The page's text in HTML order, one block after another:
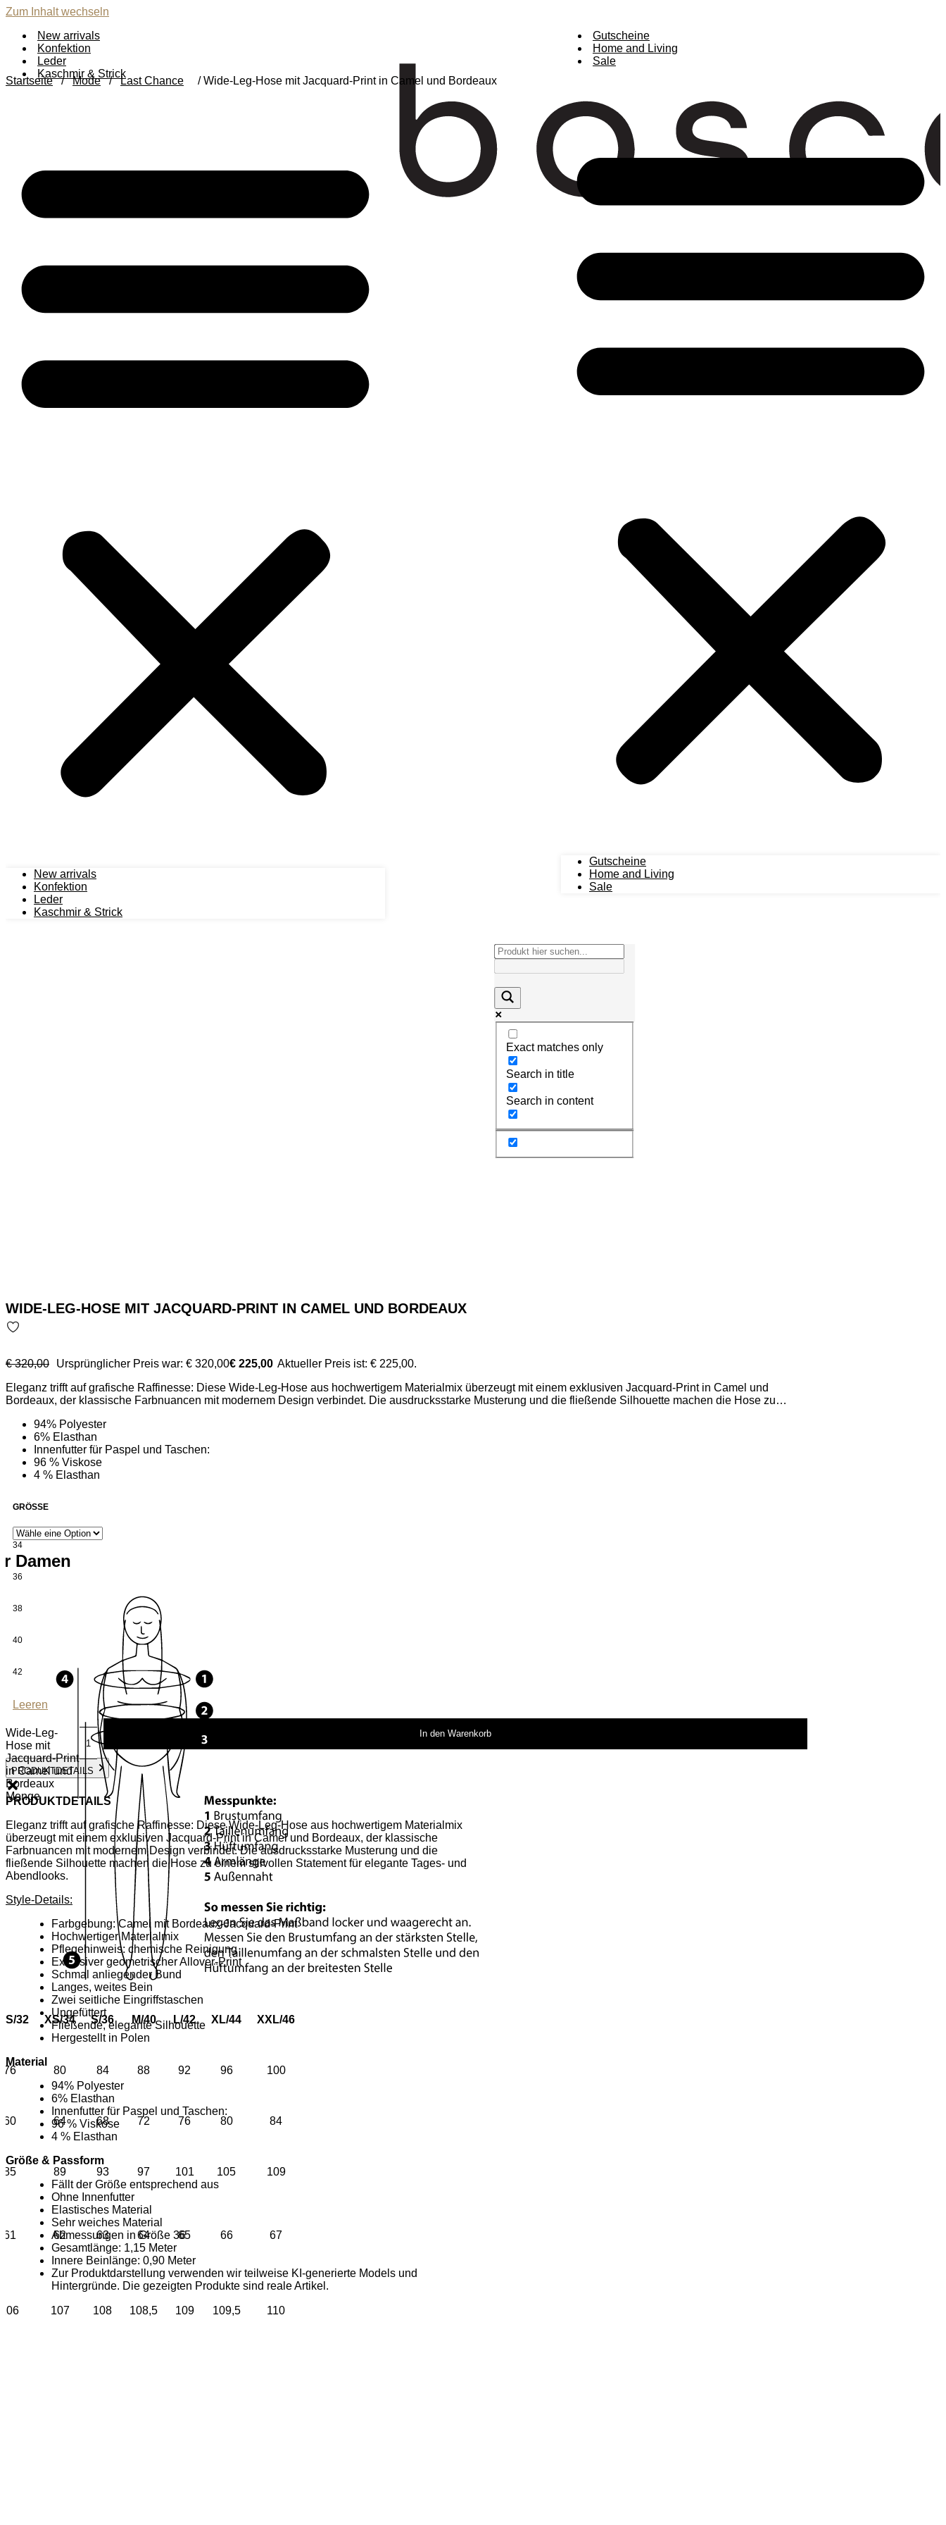
Zum Inhalt wechseln
New arrivals
Konfektion
Leder
Kaschmir & Strick
New arrivals
Konfektion
Leder
Kaschmir & Strick
Gutscheine
Home and Living
Sale
Gutscheine
Home and Living
Sale
Exact matches only
Search in title
Search in content
Startseite / Mode / Last Chance / Wide-Leg-Hose mit Jacquard-Print in Camel und Bordeaux
WIDE-LEG-HOSE MIT JACQUARD-PRINT IN CAMEL UND BORDEAUX
€320,00 Ursprünglicher Preis war: € 320,00€ 225,00 Aktueller Preis ist: € 225,00.
Eleganz trifft auf grafische Raffinesse: Diese Wide-Leg-Hose aus hochwertigem Materialmix überzeugt mit einem exklusiven Jacquard-Print in Camel und
Bordeaux, der klassische Farbnuancen mit modernem Design verbindet. Die ausdrucksstarke Musterung und die fließende Silhouette machen die Hose zu
94% Polyester
6% Elasthan
Innenfutter für Paspel und Taschen:
96 % Viskose
4 % Elasthan
Damen
32 XS/34 S/36 M/40 L/42 XL/44 XXL/46
76 80 84 88 92 96 100
60 64 68 72 76 80 84
85 89 93 97 101 105 109
61 62 63 64 65 66 67
106 107 108 108,5 109 109,5 110
GRÖSSE
34
36
38
40
42
Leeren
Wide-Leg-
Hose mit
Jacquard-Print
in Camel und
Bordeaux
Menge
In den Warenkorb
PRODUKTDETAILS
PRODUKTDETAILS
Eleganz trifft auf grafische Raffinesse: Diese Wide-Leg-Hose aus hochwertigem Materialmix
überzeugt mit einem exklusiven Jacquard-Print in Camel und Bordeaux, der klassische
Farbnuancen mit modernem Design verbindet. Die ausdrucksstarke Musterung und die
fließende Silhouette machen die Hose zu einem stilvollen Statement für elegante Tages- und
Abendlooks.
Style-Details:
Farbgebung: Camel mit Bordeaux-Jacquard-Print
Hochwertiger Materialmix
Pflegehinweis: chemische Reinigung
Exklusiver geometrischer Allover-Print
Schmal anliegender Bund
Langes, weites Bein
Zwei seitliche Eingriffstaschen
Ungefüttert
Fließende, elegante Silhouette
Hergestellt in Polen
Material
94% Polyester
6% Elasthan
Innenfutter für Paspel und Taschen:
96 % Viskose
4 % Elasthan
Größe & Passform
Fällt der Größe entsprechend aus
Ohne Innenfutter
Elastisches Material
Sehr weiches Material
Abmessungen in Größe 36
Gesamtlänge: 1,15 Meter
Innere Beinlänge: 0,90 Meter
Zur Produktdarstellung verwenden wir teilweise KI-generierte Models und
Hintergründe. Die gezeigten Produkte sind reale Artikel.